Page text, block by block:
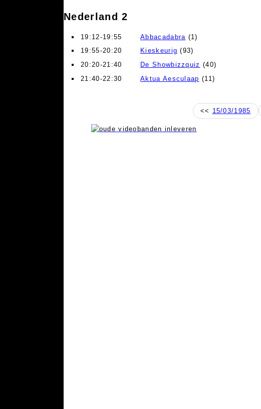
Nederland 2
19:12-19:55 Abbacadabra (1)
19:55-20:20
Kieskeurig (93)
20:20-21:40
De Showbizzquiz (40)
21:40-22:30
Aktua Aesculaap (11)
<< 15/03/1985